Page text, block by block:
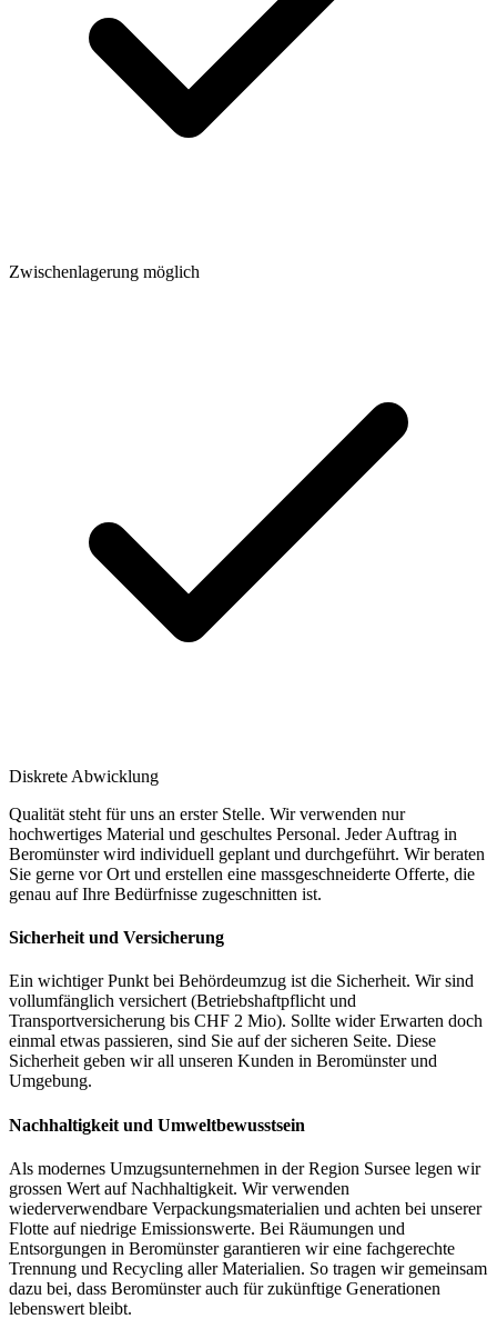
Zwischenlagerung möglich
Diskrete Abwicklung
Qualität steht für uns an erster Stelle. Wir verwenden nur
hochwertiges Material und geschultes Personal. Jeder Auftrag in
Beromünster wird individuell geplant und durchgeführt. Wir beraten
Sie gerne vor Ort und erstellen eine massgeschneiderte Offerte, die
genau auf Ihre Bedürfnisse zugeschnitten ist.
Sicherheit und Versicherung
Ein wichtiger Punkt bei Behördeumzug ist die Sicherheit. Wir sind
vollumfänglich versichert (Betriebshaftpflicht und
Transportversicherung bis CHF 2 Mio). Sollte wider Erwarten doch
einmal etwas passieren, sind Sie auf der sicheren Seite. Diese
Sicherheit geben wir all unseren Kunden in Beromünster und
Umgebung.
Nachhaltigkeit und Umweltbewusstsein
Als modernes Umzugsunternehmen in der Region Sursee legen wir
grossen Wert auf Nachhaltigkeit. Wir verwenden
wiederverwendbare Verpackungsmaterialien und achten bei unserer
Flotte auf niedrige Emissionswerte. Bei Räumungen und
Entsorgungen in Beromünster garantieren wir eine fachgerechte
Trennung und Recycling aller Materialien. So tragen wir gemeinsam
dazu bei, dass Beromünster auch für zukünftige Generationen
lebenswert bleibt.